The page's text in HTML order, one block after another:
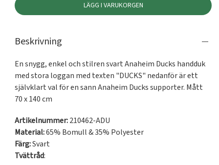
LÄGG I VARUKORGEN
Beskrivning
En snygg, enkel och stilren svart Anaheim Ducks handduk
med stora loggan med texten "DUCKS" nedanför är ett
självklart val för en sann Anaheim Ducks supporter. Mått
70 x 140 cm
Artikelnummer:210462-ADU
Material:65% Bomull & 35% Polyester
Färg:Svart
Tvättråd: